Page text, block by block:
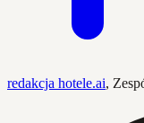
redakcja hotele.ai,